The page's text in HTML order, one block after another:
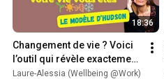
18:36
Changement de vie ? Voici
l’outil qui révèle exactement
où vous en êtes 🔍 [MODÈLE
Laure-Alessia (Wellbeing @Work)